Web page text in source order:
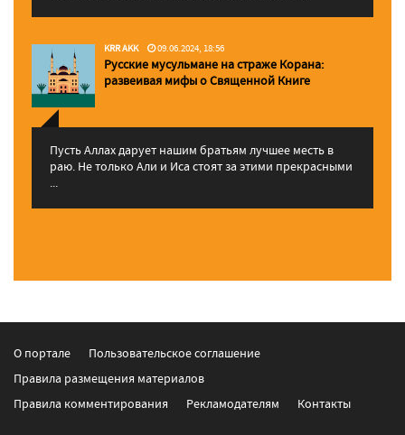
KRR AKK 09.06.2024, 18:56
Русские мусульмане на страже Корана:
pазвеивая мифы о Священной Книге
Пусть Аллах дарует нашим братьям лучшее месть в
раю. Не только Али и Иса стоят за этими прекрасными
...
О портале
Пользовательское соглашение
Правила размещения материалов
Правила комментирования
Рекламодателям Контакты